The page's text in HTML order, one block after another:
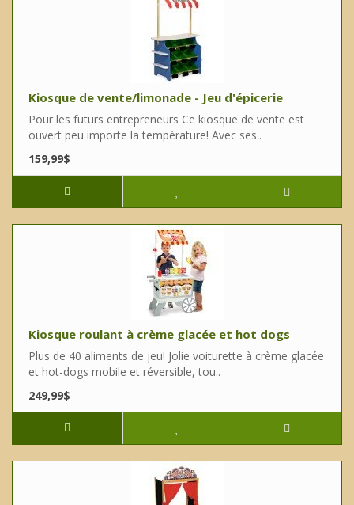
Kiosque de vente/limonade - Jeu d'épicerie
Pour les futurs entrepreneurs Ce kiosque de vente est
ouvert peu importe la température! Avec ses..
159,99$
Kiosque roulant à crème glacée et hot dogs
Plus de 40 aliments de jeu! Jolie voiturette à crème glacée
et hot-dogs mobile et réversible, tou..
249,99$